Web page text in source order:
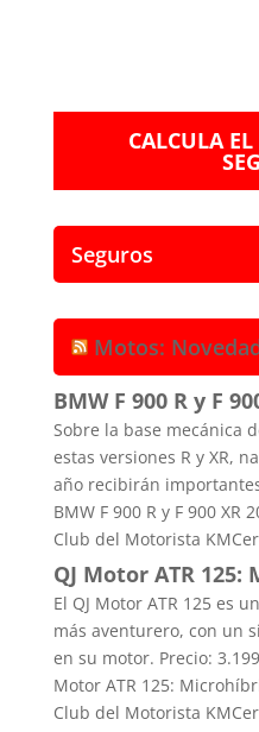
CALCULA
Seguros
Motos:
BMW F 900 R y F
Sobre la base mecánica
estas versiones R y XR,
año recibirán
BMW F 900 R y F 900
Club del Motorista
QJ Motor ATR
El QJ Motor ATR 125 es
más aventurero, con un
en su motor. Precio:
Motor ATR 125:
Club del Motorista